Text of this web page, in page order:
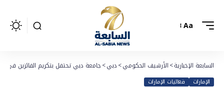
Aa
السابعة الإخبارية>الأرشيف الحكومي>دبي>جامعة دبي تحتفل بتكريم الفائزين في
الإمارات فعاليات الإمارات